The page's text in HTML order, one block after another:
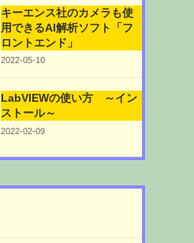
キーエンス社のカメラも使
用できるAI解析ソフト「フ
ロントエンド」
2022-05-10
LabVIEWの使い方 ～イン
ストール～
2022-02-09